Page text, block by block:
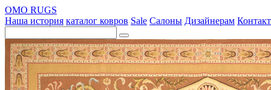
OMO RUGS
Наша история каталог ковров Sale Салоны Дизайнерам